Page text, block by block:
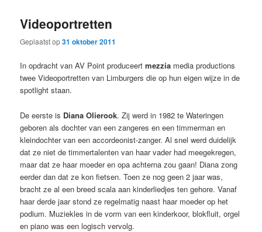
inhoud
inhoud
Videoportretten
Geplaatst op31 oktober 2011
In opdracht van AV Point produceertmezzia media productions
twee Videoportretten van Limburgers die op hun eigen wijze in de
spotlight staan.
De eerste is Diana Olierook. Zij werd in 1982 te Wateringen
geboren als dochter van een zangeres en een timmerman en
kleindochter van een accordeonist-zanger. Al snel werd duidelijk
dat ze niet de timmertalenten van haar vader had meegekregen,
maar dat ze haar moeder en opa achterna zou gaan! Diana zong
eerder dan dat ze kon fietsen. Toen ze nog geen 2 jaar was,
bracht ze al een breed scala aan kinderliedjes ten gehore. Vanaf
haar derde jaar stond ze regelmatig naast haar moeder op het
podium. Muziekles in de vorm van een kinderkoor, blokfluit, orgel
en piano was een logisch vervolg.